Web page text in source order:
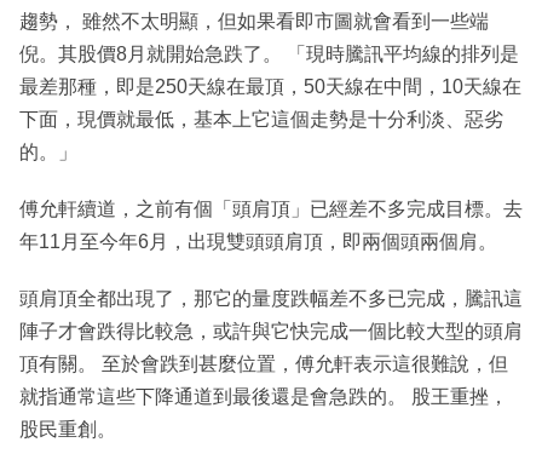
趨勢， 雖然不太明顯，但如果看即市圖就會看到一些端
倪。其股價8月就開始急跌了。 「現時騰訊平均線的排列是
最差那種，即是250天線在最頂，50天線在中間，10天線在
下面，現價就最低，基本上它這個走勢是十分利淡、惡劣
的。」
傅允軒續道，之前有個「頭肩頂」已經差不多完成目標。去
年11月至今年6月，出現雙頭頭肩頂，即兩個頭兩個肩。
頭肩頂全都出現了，那它的量度跌幅差不多已完成，騰訊這
陣子才會跌得比較急，或許與它快完成一個比較大型的頭肩
頂有關。 至於會跌到甚麼位置，傅允軒表示這很難說，但
就指通常這些下降通道到最後還是會急跌的。 股王重挫，
股民重創。